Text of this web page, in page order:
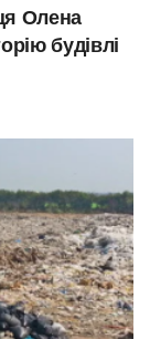
Олена
будівлі